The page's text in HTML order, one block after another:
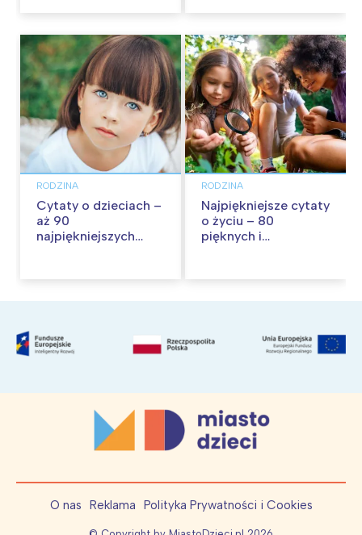
RODZINA
Cytaty o dzieciach –
aż 90
najpiękniejszych
RODZINA
Najpiękniejsze cytaty
o życiu – 80
pięknych i
O nas Reklama Polityka Prywatności i Cookies